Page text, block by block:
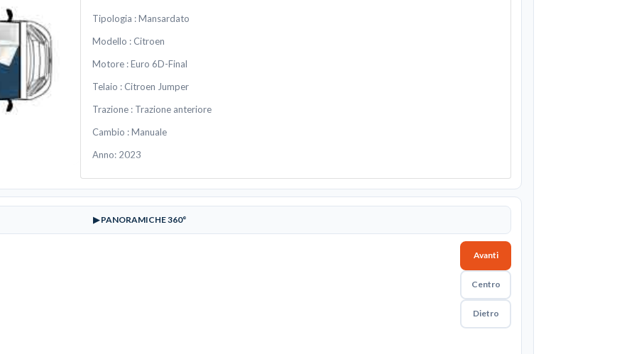
Tipologia :Mansardato
Modello : Citroen
Motore :Euro 6D-Final
Telaio : Citroen Jumper
Trazione : Trazione anteriore
Cambio :Manuale
Anno: 2023
▶ PANORAMICHE 360°
Avanti
Centro
Dietro